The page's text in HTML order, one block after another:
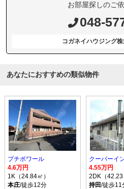
お部屋探しのご
048-
コガネイハウジング
あなたにおすすめの類似物件
プチポワール
4.6万円
1K（24.84㎡）
本庄/徒歩12分
クーバーイ
4.55万円
2DK（42.23
持田/徒歩11